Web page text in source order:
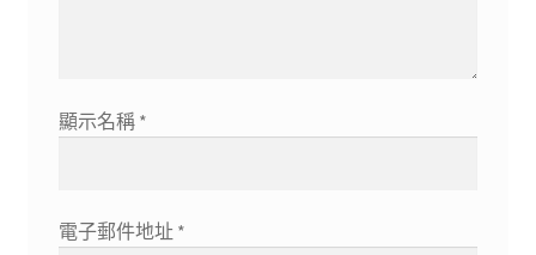
顯示名稱 *
電子郵件地址 *